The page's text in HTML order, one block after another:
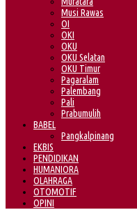
Musi Rawas
OI
OKI
OKU
OKU Selatan
OKU Timur
Pagaralam
Palembang
Pali
Prabumulih
BABEL
Pangkalpinang
EKBIS
PENDIDIKAN
HUMANIORA
OLAHRAGA
OTOMOTIF
OPINI